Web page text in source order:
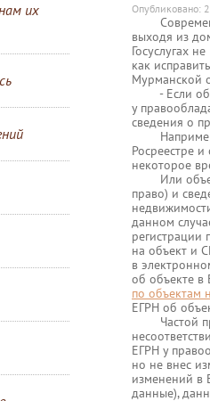
их
Опубликовано:
выходя из
Госуслугах
как
Мурманской
- Если
у
сведения о
Например,
Росреестре
некоторое
Или
право) и
данном
регистрации
на объект и
в
об объекте
по объектам
ЕГРН об
Частой
ЕГРН у
но не внес
изменений в
данные),